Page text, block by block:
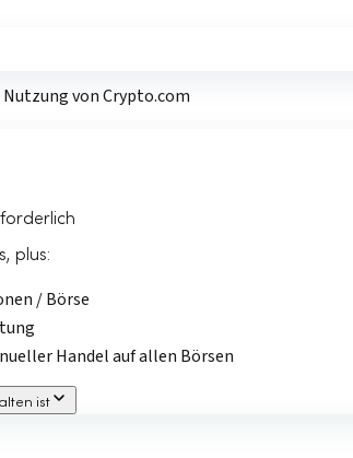
von Crypto.com
plus:
/ Börse
Handel auf allen Börsen
ist